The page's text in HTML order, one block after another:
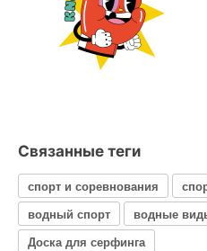
Связанные теги
спорт и соревнования
водный спорт
водные
Доска для серфинга